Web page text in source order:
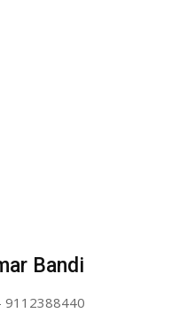
Bandi
9112388440